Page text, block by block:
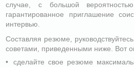
случае, с большой
гарантированное приглашение
интервью.
Составляя резюме,
советами, приведенными ниже. Вот
сделайте свое резюме